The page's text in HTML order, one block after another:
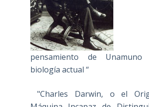
pensamiento de
biología actual “
"Charles Darwin, o el